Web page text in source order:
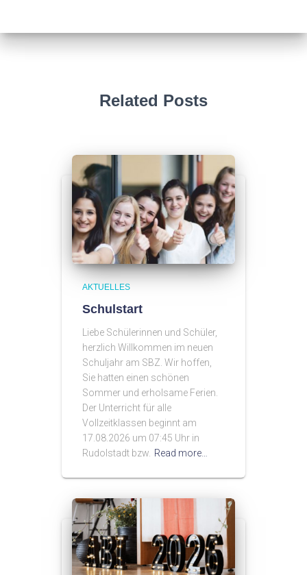
Related Posts
AKTUELLES
Schulstart
Liebe Schülerinnen und Schüler,
herzlich Willkommen im neuen
Schuljahr am SBZ. Wir hoffen,
Sie hatten einen schönen
Sommer und erholsame Ferien.
Der Unterricht für alle
Vollzeitklassen beginnt am
17.08.2026 um 07:45 Uhr in
Rudolstadt bzw. Read more…